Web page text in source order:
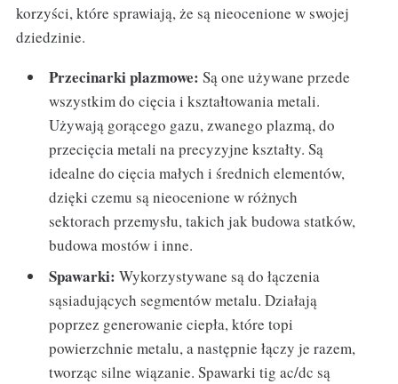
korzyści, które sprawiają, że są nieocenione w swojej
dziedzinie.
Przecinarki plazmowe: Są one używane przede
wszystkim do cięcia i kształtowania metali.
Używają gorącego gazu, zwanego plazmą, do
przecięcia metali na precyzyjne kształty. Są
idealne do cięcia małych i średnich elementów,
dzięki czemu są nieocenione w różnych
sektorach przemysłu, takich jak budowa statków,
budowa mostów i inne.
Spawarki: Wykorzystywane są do łączenia
sąsiadujących segmentów metalu. Działają
poprzez generowanie ciepła, które topi
powierzchnie metalu, a następnie łączy je razem,
tworząc silne wiązanie. Spawarki tig ac/dc są